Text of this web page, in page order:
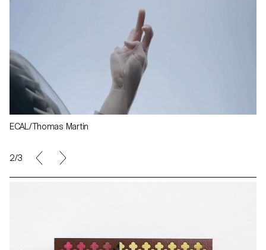
ECAL/Thomas Martin
2/3